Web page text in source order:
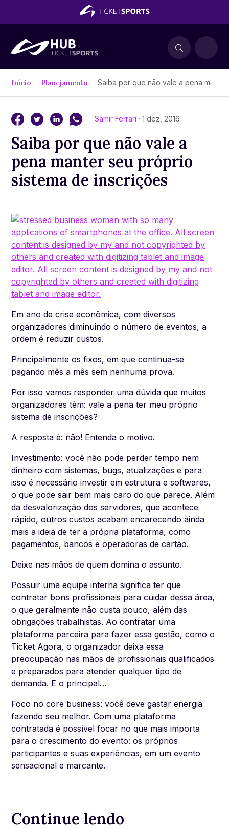
Início Planejamento Saiba por que não vale a pena manter seu próprio sistema de inscrições
Samir Ferrari · 1 dez, 2016
Saiba por que não vale a
pena manter seu próprio
sistema de inscrições
Em ano de crise econômica, com diversos
organizadores diminuindo o número de eventos, a
ordem é reduzir custos.
Principalmente os fixos, em que continua-se
pagando mês a mês sem nenhuma prova.
Por isso vamos responder uma dúvida que muitos
organizadores têm: vale a pena ter meu próprio
sistema de inscrições?
A resposta é: não! Entenda o motivo.
Investimento: você não pode perder tempo nem
dinheiro com sistemas, bugs, atualizações e para
isso é necessário investir em estrutura e softwares,
o que pode sair bem mais caro do que parece. Além
da desvalorização dos servidores, que acontece
rápido, outros custos acabam encarecendo ainda
mais a ideia de ter a própria plataforma, como
pagamentos, bancos e operadoras de cartão.
Deixe nas mãos de quem domina o assunto.
Possuir uma equipe interna significa ter que
contratar bons profissionais para cuidar dessa área,
o que geralmente não custa pouco, além das
obrigações trabalhistas. Ao contratar uma
plataforma parceira para fazer essa gestão, como o
Ticket Agora, o organizador deixa essa
preocupação nas mãos de profissionais qualificados
e preparados para atender qualquer tipo de
demanda. E o principal…
Foco no core business: você deve gastar energia
fazendo seu melhor. Com uma plataforma
contratada é possível focar no que mais importa
para o crescimento do evento: os próprios
participantes e suas experiências, em um evento
sensacional e marcante.
Continue lendo